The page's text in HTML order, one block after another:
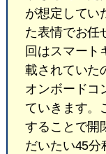
が想定してい
た表情でお任
回はスマート
載されていた
オンボードコ
ていきます。
することで開
だいたい45分